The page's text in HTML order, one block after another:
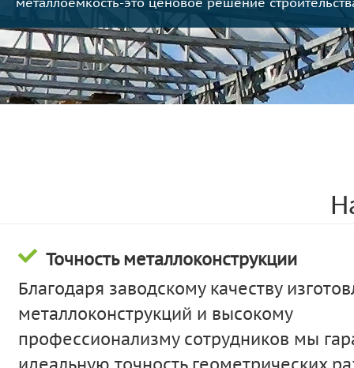
Точность металлоконструкции
Благодаря заводскому качеству
металлоконструкций и высокому
профессионализму сотрудников мы